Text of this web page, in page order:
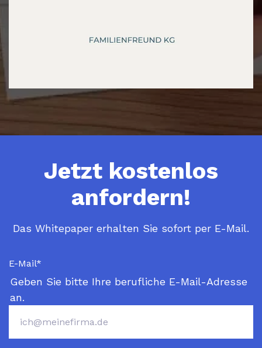
Jetzt kostenlos
anfordern!
Das Whitepaper erhalten Sie sofort per E-Mail.
E-Mail*
Geben Sie bitte Ihre berufliche E-Mail-Adresse
an.